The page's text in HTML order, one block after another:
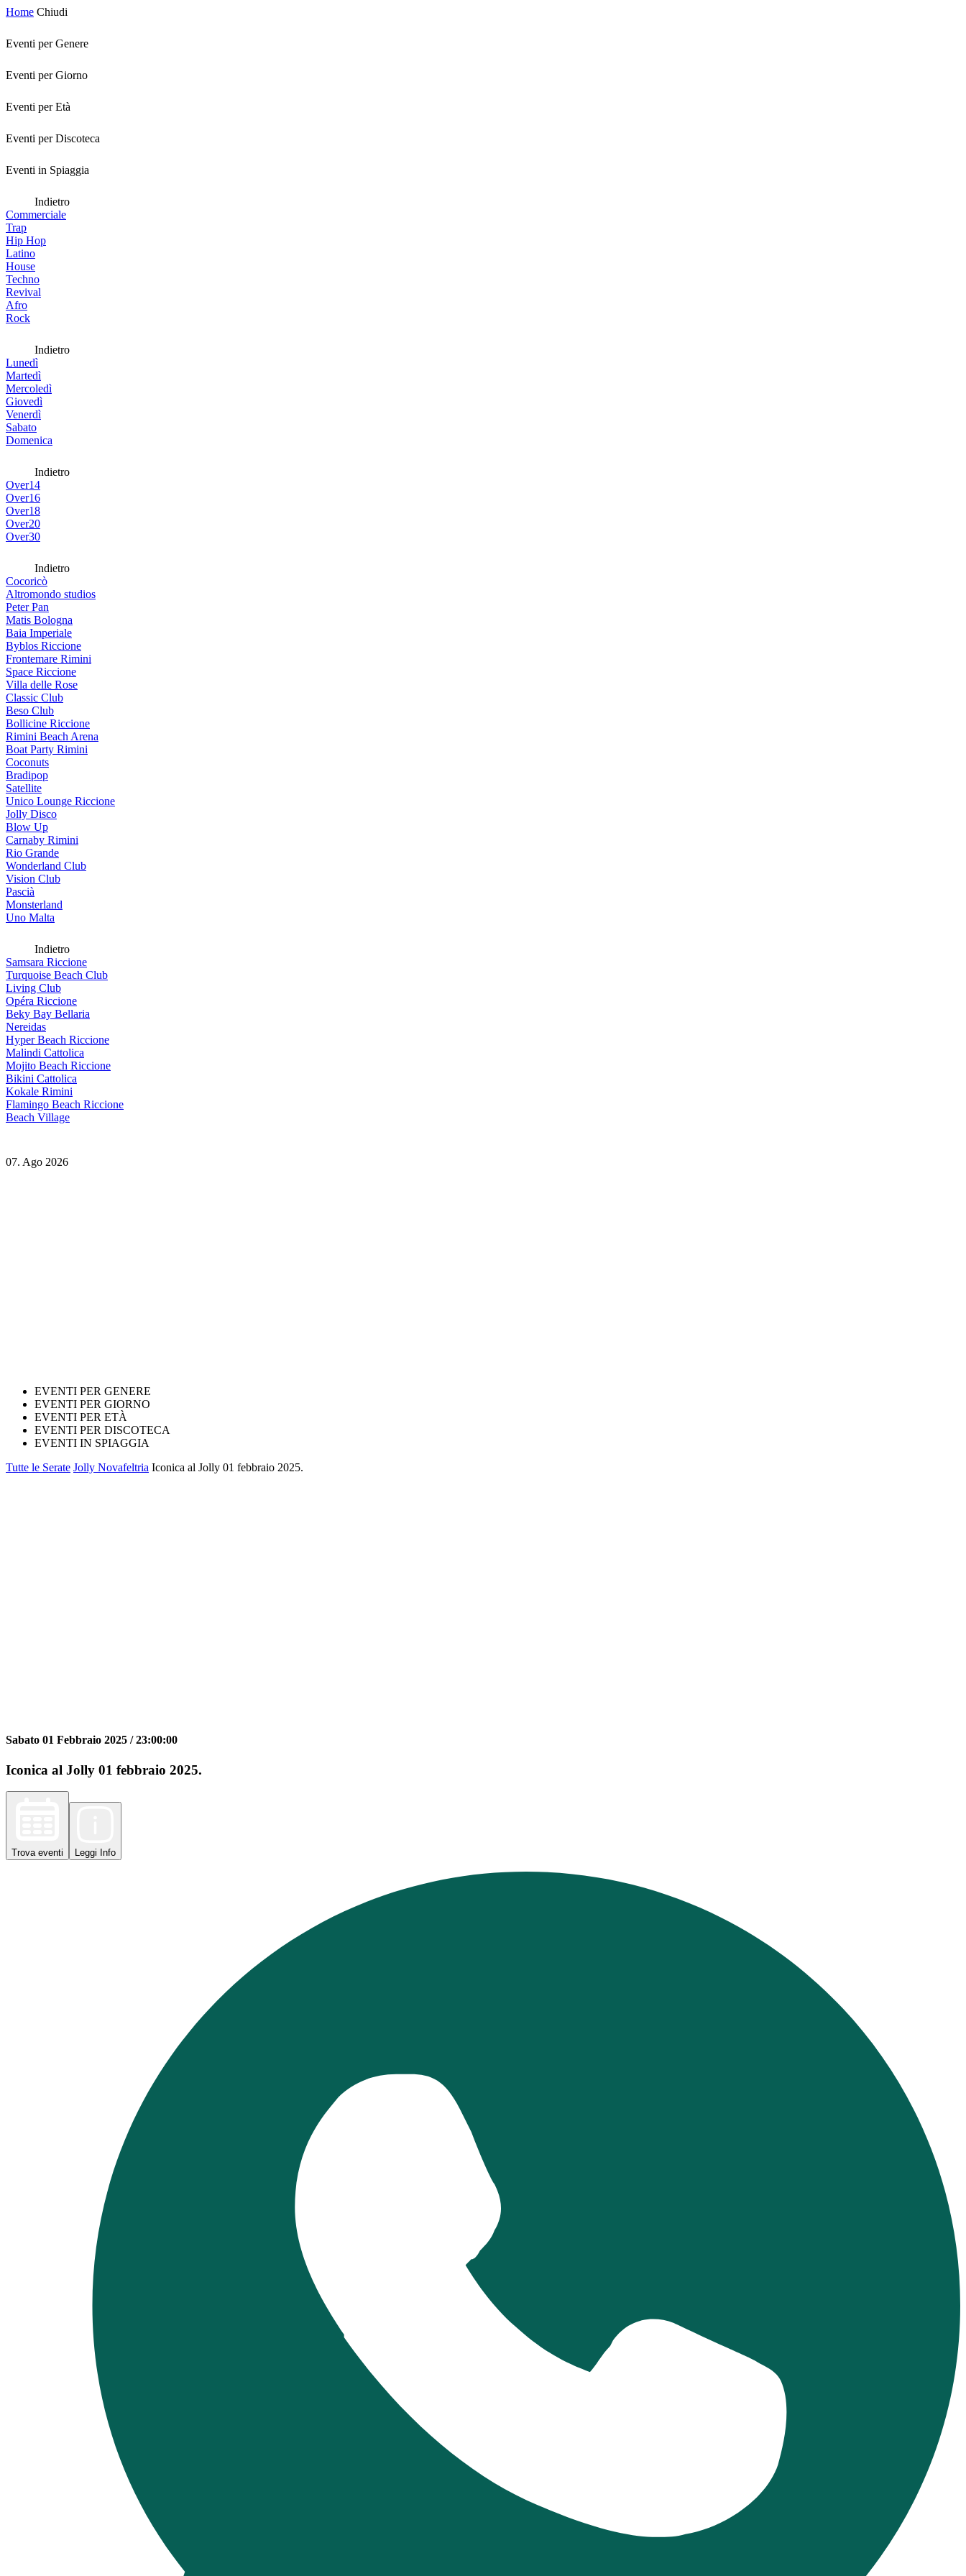
Home Chiudi
Eventi per Genere
Eventi per Giorno
Eventi per Età
Eventi per Discoteca
Eventi in Spiaggia
Indietro
Commerciale
Trap
Hip Hop
Latino
House
Techno
Revival
Afro
Rock
Indietro
Lunedì
Martedì
Mercoledì
Giovedì
Venerdì
Sabato
Domenica
Indietro
Over14
Over16
Over18
Over20
Over30
Indietro
Cocoricò
Altromondo studios
Peter Pan
Matis Bologna
Baia Imperiale
Byblos Riccione
Frontemare Rimini
Space Riccione
Villa delle Rose
Classic Club
Beso Club
Bollicine Riccione
Rimini Beach Arena
Boat Party Rimini
Coconuts
Bradipop
Satellite
Unico Lounge Riccione
Jolly Disco
Blow Up
Carnaby Rimini
Rio Grande
Wonderland Club
Vision Club
Pascià
Monsterland
Uno Malta
Indietro
Samsara Riccione
Turquoise Beach Club
Living Club
Opéra Riccione
Beky Bay Bellaria
Nereidas
Hyper Beach Riccione
Malindi Cattolica
Mojito Beach Riccione
Bikini Cattolica
Kokale Rimini
Flamingo Beach Riccione
Beach Village
07. Ago 2026
EVENTI PER GENERE
EVENTI PER GIORNO
EVENTI PER ETÀ
EVENTI PER DISCOTECA
EVENTI IN SPIAGGIA
Tutte le Serate Jolly Novafeltria Iconica al Jolly 01 febbraio 2025.
Sabato 01 Febbraio 2025 /23:00:00
Iconica al Jolly 01 febbraio 2025.
Trova eventi Leggi Info